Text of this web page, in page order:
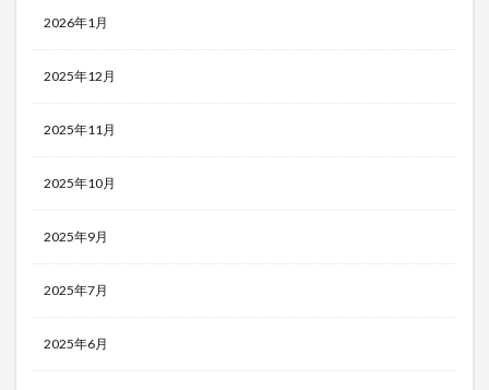
2026年1月
2025年12月
2025年11月
2025年10月
2025年9月
2025年7月
2025年6月